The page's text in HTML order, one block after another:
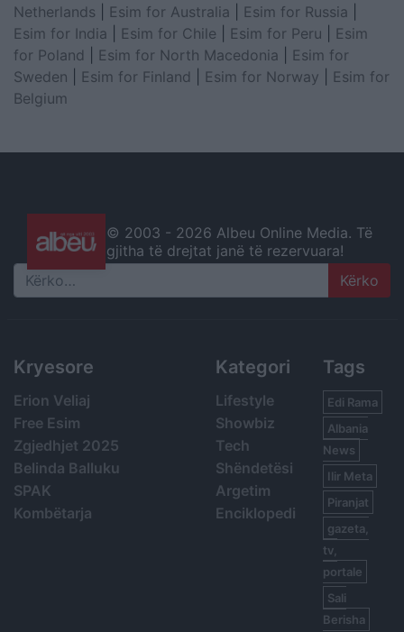
Netherlands
Esim for Australia Esim for Russia
Esim for India
Esim for Chile Esim for Peru
Esim
for Poland
Esim for North Macedonia
Esim for
Sweden
Esim for Finland Esim for Norway
Esim for
Belgium
© 2003 - 2026 Albeu Online Media. Të
gjitha të drejtat janë të rezervuara!
Search
Kryesore
Erion Veliaj
Free Esim
Zgjedhjet 2025
Belinda Balluku
SPAK
Kombëtarja
Kategori
Lifestyle
Showbiz
Tech
Shëndetësi
Argetim
Enciklopedi
Tags
Edi Rama
Albania
News
Ilir Meta
Piranjat
gazeta,
tv,
portale
Sali
Berisha